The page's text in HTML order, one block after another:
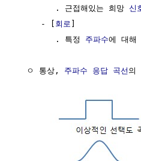
        . 근접해있는 희망
신
     - [
회로 ]
        . 특정
주파수에 대해
  ㅇ 통상,
주파수 응답 곡선 의